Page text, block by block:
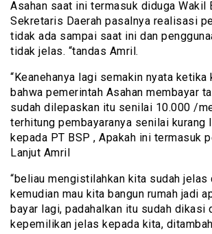
Asahan saat ini termasuk diduga Wakil
Sekretaris Daerah pasalnya realisasi
tidak ada sampai saat ini dan
tidak jelas. “tandas Amril.
“Keanehanya lagi semakin nyata
bahwa pemerintah Asahan membayar
sudah dilepaskan itu senilai 10.000 /
terhitung pembayaranya senilai kurang
kepada PT BSP , Apakah ini termasuk
Lanjut Amril
“beliau mengistilahkan kita sudah jelas
kemudian mau kita bangun rumah jadi
bayar lagi, padahalkan itu sudah dikasi
kepemilikan jelas kepada kita,